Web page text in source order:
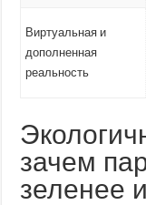
Виртуальная и
дополненная
реальность
зачем
зеленее